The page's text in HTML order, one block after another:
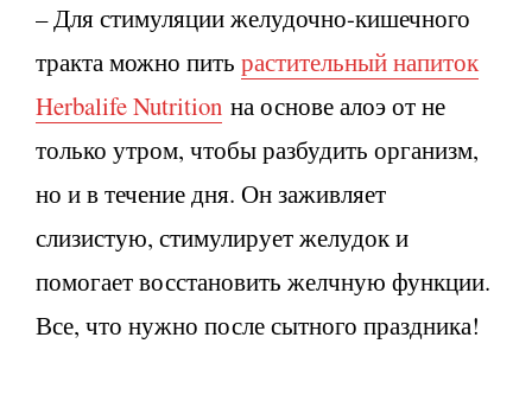
– Для стимуляции желудочно-кишечного
тракта можно пить растительный напиток
Herbalife Nutrition на основе алоэ от не
только утром, чтобы разбудить организм,
но и в течение дня. Он заживляет
слизистую, стимулирует желудок и
помогает восстановить желчную функции.
Все, что нужно после сытного праздника!